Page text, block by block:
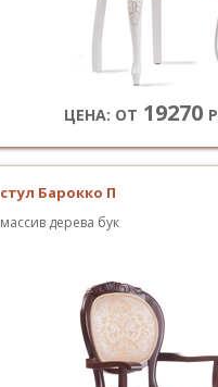
ЦЕНА: ОТ 19270
стул Барокко П
массив дерева бук